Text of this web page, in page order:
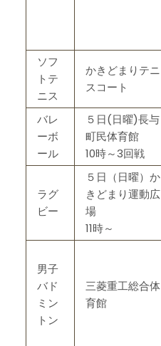
ソフ
トテ
ニス
かきどまりテニ
スコート
バレ
ーボ
ール
５日(日曜)長与
町民体育館
10時～3回戦
ラグ
ビー
５日（日曜）か
きどまり運動広
場
11時～
男子
バド
ミン
トン
三菱重工総合体
育館